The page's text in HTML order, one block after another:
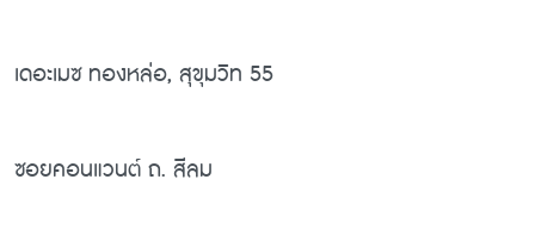
เดอะเมซ ทองหล่อ, สุขุมวิท 55
ซอยคอนแวนต์ ถ. สีลม